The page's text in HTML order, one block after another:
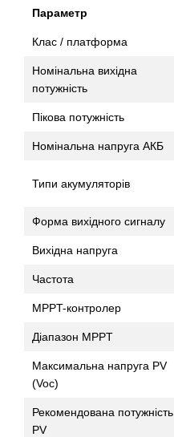
Параметр
Клас / платформа
Номінальна вихідна
потужність
Пікова потужність
Номінальна напруга АКБ
Типи акумуляторів
Форма вихідного сигналу
Вихідна напруга
Частота
MPPT-контролер
Діапазон MPPT
Максимальна напруга PV
(Voc)
Рекомендована потужність
PV